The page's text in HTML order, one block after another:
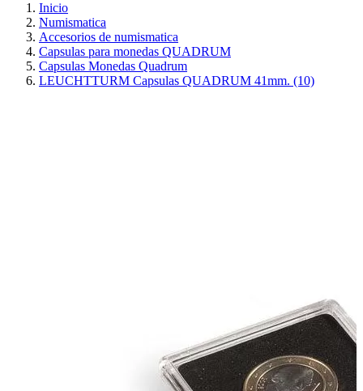
Inicio
Numismatica
Accesorios de numismatica
Capsulas para monedas QUADRUM
Capsulas Monedas Quadrum
LEUCHTTURM Capsulas QUADRUM 41mm. (10)